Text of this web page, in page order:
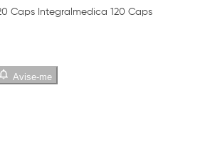
Caps Integralmedica 120 Caps
Avise-me